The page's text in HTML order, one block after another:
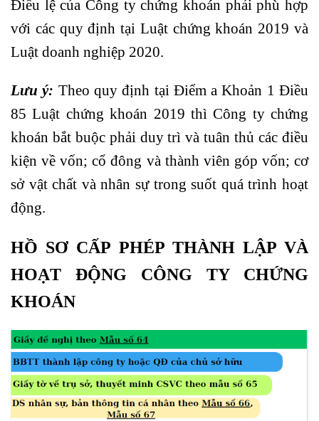
Điều lệ của Công ty chứng khoán phải phù hợp
với các quy định tại Luật chứng khoán 2019 và
Luật doanh nghiệp 2020.
Lưu ý: Theo quy định tại Điểm a Khoản 1 Điều
85 Luật chứng khoán 2019 thì Công ty chứng
khoán bắt buộc phải duy trì và tuân thủ các điều
kiện về vốn; cổ đông và thành viên góp vốn; cơ
sở vật chất và nhân sự trong suốt quá trình hoạt
động.
HỒ SƠ CẤP PHÉP THÀNH LẬP VÀ
HOẠT ĐỘNG CÔNG TY CHỨNG
KHOÁN